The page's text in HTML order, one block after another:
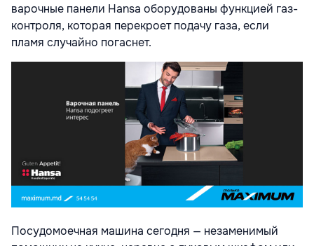
варочные панели Hansa оборудованы функцией газ-
контроля, которая перекроет подачу газа, если
пламя случайно погаснет.
Посудомоечная машина сегодня — незаменимый